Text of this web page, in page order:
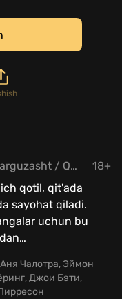
/ Qo'rqinchili
18+
qotil, qit'ada
sayohat qiladi.
uchun bu
…
Чалотра, Эймон
Джои Бэти,